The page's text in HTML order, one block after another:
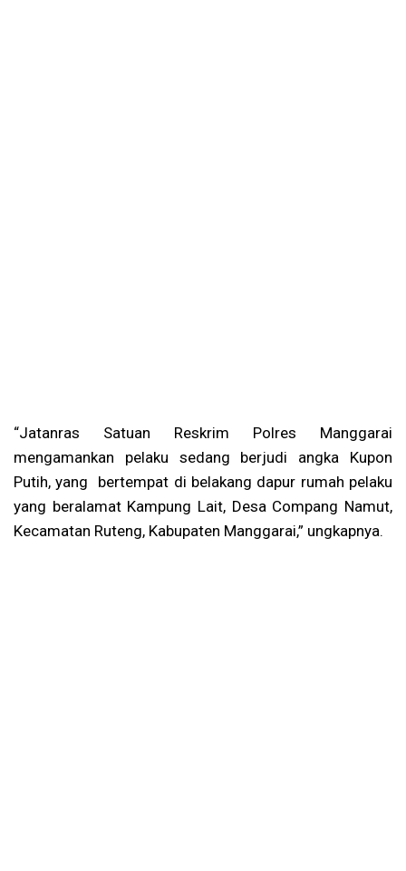
“Jatanras Satuan Reskrim Polres Manggarai
mengamankan pelaku sedang berjudi angka Kupon
Putih, yang bertempat di belakang dapur rumah pelaku
yang beralamat Kampung Lait, Desa Compang Namut,
Kecamatan Ruteng, Kabupaten Manggarai,” ungkapnya.